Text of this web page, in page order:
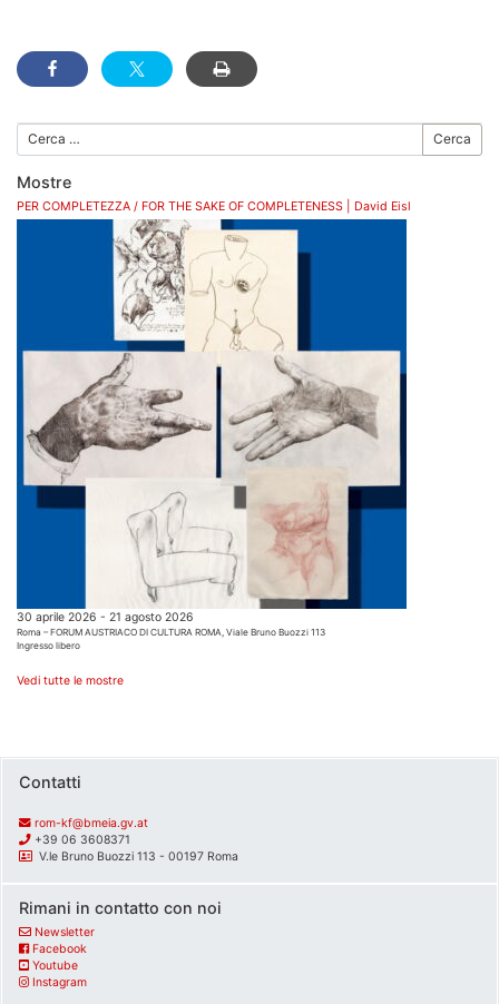
Cerca
Mostre
PER COMPLETEZZA / FOR THE SAKE OF COMPLETENESS | David Eisl
30 aprile 2026 - 21 agosto 2026
Roma – FORUM AUSTRIACO DI CULTURA ROMA, Viale Bruno Buozzi 113
Ingresso libero
Vedi tutte le mostre
Contatti
rom-kf@bmeia.gv.at
+39 06 3608371
V.le Bruno Buozzi 113 - 00197 Roma
Rimani in contatto con noi
Newsletter
Facebook
Youtube
Instagram